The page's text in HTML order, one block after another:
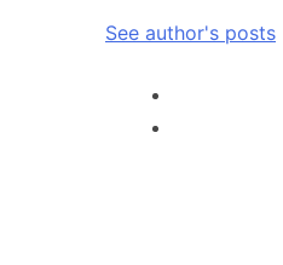
See author's posts